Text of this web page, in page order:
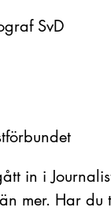
SvD
in i
mer. Har